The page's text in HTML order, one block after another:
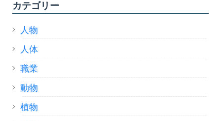
カテゴリー
人物
人体
職業
動物
植物